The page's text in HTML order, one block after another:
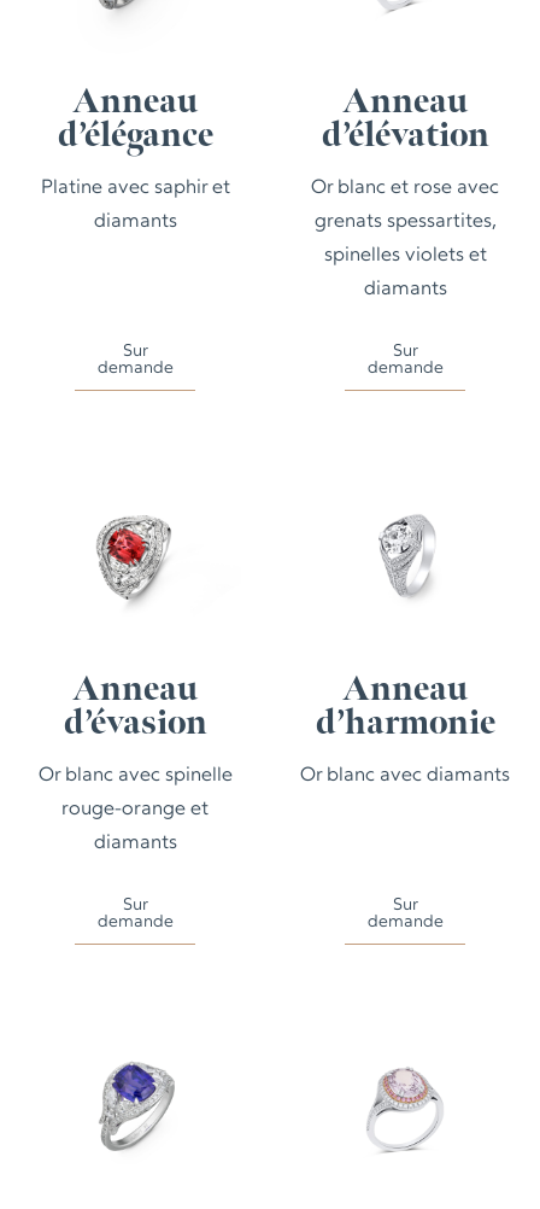
Anneau
d’élégance
Platine avec saphir et
diamants
Sur
demande
Anneau
d’élévation
Or blanc et rose avec
grenats spessartites,
spinelles violets et
diamants
Sur
demande
Anneau
d’évasion
Or blanc avec spinelle
rouge-orange et
diamants
Sur
demande
Anneau
d’harmonie
Or blanc avec diamants
Sur
demande